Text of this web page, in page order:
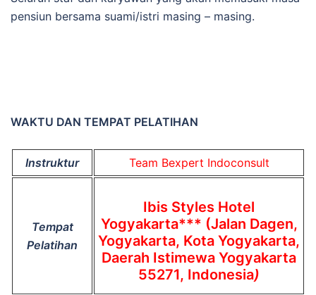
pensiun bersama suami/istri masing – masing.
WAKTU DAN TEMPAT PELATIHAN
Instruktur Team Bexpert Indoconsult
Tempat
Pelatihan
Ibis Styles Hotel
Yogyakarta*** (Jalan Dagen,
Yogyakarta, Kota Yogyakarta,
Daerah Istimewa Yogyakarta
55271, Indonesia)